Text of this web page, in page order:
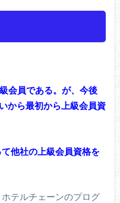
会員である。が、今後
から最初から上級会員資
他社の上級会員資格を
テルチェーンのプログ